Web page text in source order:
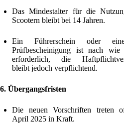
Das Mindestalter für die
Scootern bleibt bei 14 Jahren.
Ein Führerschein oder
Prüfbescheinigung ist nach
erforderlich, die
bleibt jedoch verpflichtend.
6. Übergangsfristen
Die neuen Vorschriften treten
April 2025 in Kraft.